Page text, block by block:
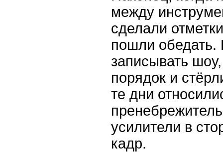
между
сделали
пошли
записывать
порядок и
те дни
усилители в
кадр.